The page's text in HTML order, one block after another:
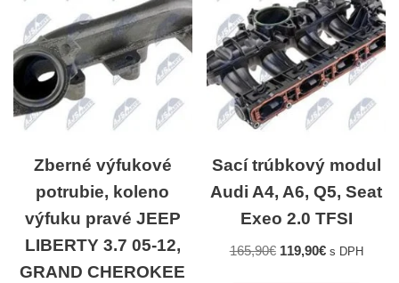
Zberné výfukové
potrubie, koleno
výfuku pravé JEEP
LIBERTY 3.7 05-12,
GRAND CHEROKEE
Sací trúbkový modul
Audi A4, A6, Q5, Seat
Exeo 2.0 TFSI
165,90€ 119,90€ s DPH